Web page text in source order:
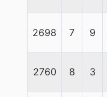
2698 7 9
2760 8 3